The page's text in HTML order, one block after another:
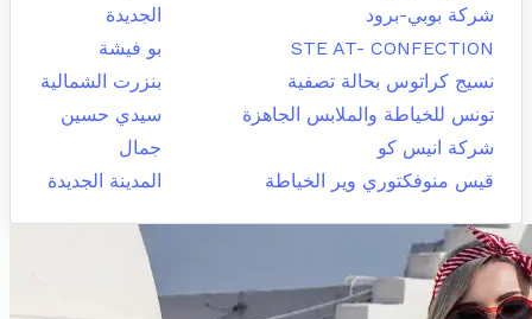
شركة بوبي-برود
الجديدة
STE AT- CONFECTION
بو فيشة
نسيج كراتوس بحالة تصفية
بنزرت الشمالية
تونس للخياطة والملابس الجاهزة
سيدي حسين
شركة انيس كو
جمال
قيس منوفكتوري وير الخياطة
المدينة الجديدة